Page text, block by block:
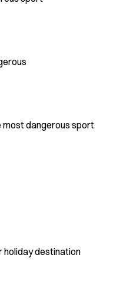
most dangerous sport
holiday destination